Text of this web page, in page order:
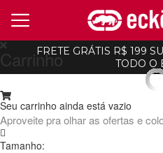
FRETE GRÁTIS R$ 199
TODO O
Carrinho
Seu carrinho ainda está vazio
Aproveite pra olhar as ofertas e
Tamanho:
ecko
-
R$ 233,99 R$ 259,99
desconto)